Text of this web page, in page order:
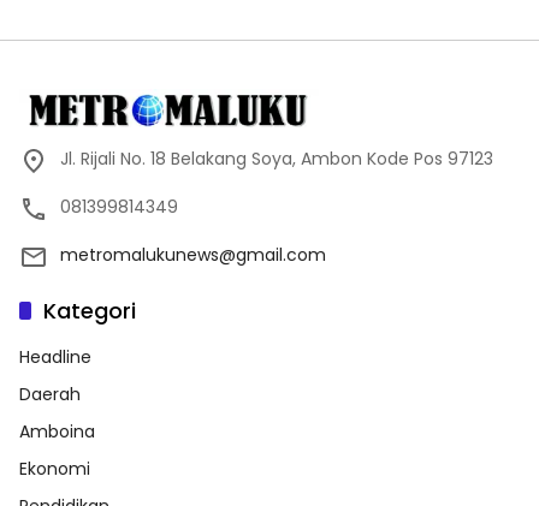
Jl. Rijali No. 18 Belakang Soya, Ambon Kode Pos 97123
081399814349
metromalukunews@gmail.com
Kategori
Headline
Daerah
Amboina
Ekonomi